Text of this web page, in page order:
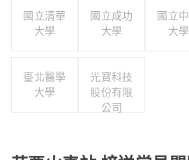
會
國立清華
大學
國立成功
大學
國立
大學
臺北醫學
大學
光寶科技
股份有限
公司